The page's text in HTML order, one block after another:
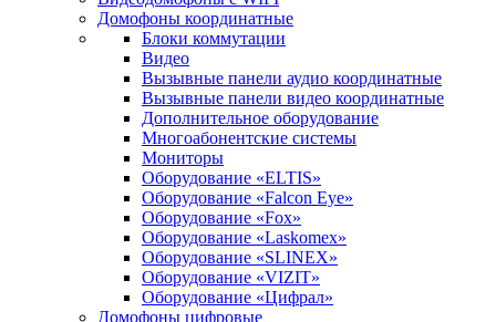
Домофоны координатные
Блоки коммутации
Видео
Вызывные панели аудио координатные
Вызывные панели видео координатные
Дополнительное оборудование
Многоабонентские системы
Мониторы
Оборудование «ELTIS»
Оборудование «Falcon Eye»
Оборудование «Fox»
Оборудование «Laskomex»
Оборудование «SLINEX»
Оборудование «VIZIT»
Оборудование «Цифрал»
Домофоны цифровые